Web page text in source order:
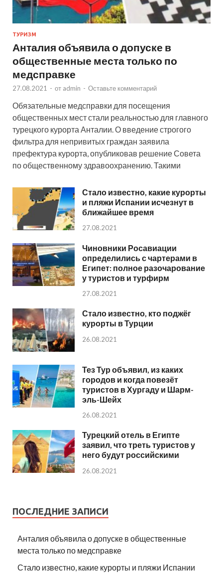
ТУРИЗМ
Анталия объявила о допуске в
общественные места только по
медсправке
27.08.2021 - от admin - Оставьте комментарий
Обязательные медсправки для посещения
общественных мест стали реальностью для главного
турецкого курорта Анталии. О введение строгого
фильтра для непривитых граждан заявила
префектура курорта, опубликовав решение Совета
по общественному здравоохранению. Такими
Стало известно, какие курорты
и пляжи Испании исчезнут в
ближайшее время
27.08.2021
Чиновники Росавиации
определились с чартерами в
Египет: полное разочарование
у туристов и турфирм
27.08.2021
Стало известно, кто поджёг
курорты в Турции
26.08.2021
Тез Тур объявил, из каких
городов и когда повезёт
туристов в Хургаду и Шарм-
эль-Шейх
26.08.2021
Турецкий отель в Египте
заявил, что треть туристов у
него будут российскими
26.08.2021
ПОСЛЕДНИЕ ЗАПИСИ
Анталия объявила о допуске в общественные
места только по медсправке
Стало известно, какие курорты и пляжи Испании